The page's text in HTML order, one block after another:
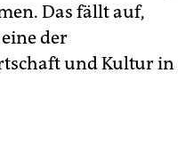
Das fällt auf,
der
und Kultur in